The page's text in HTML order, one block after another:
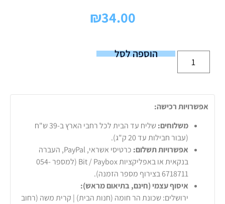
₪34.00
הוספה לסל
אפשרויות רכישה:
משלוחים:
שליח עד הבית לכל רחבי הארץ ב-39 ש"ח
(עבור חבילות עד 20 ק"ג).
אפשרויות תשלום:
כרטיסי אשראי, PayPal, העברה
בנקאית או באפליקציות Bit / Paybox (למספר 054-
6718711 בצירוף מספר הזמנה).
איסוף עצמי (חינם, בתיאום מראש):
ירושלים: שכונת הר חומה (חנות הבית) | קרית משה (רחוב